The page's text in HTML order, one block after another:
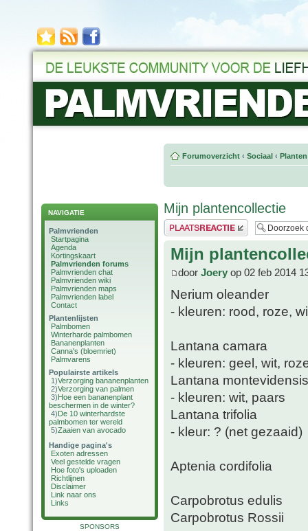
NAVIGATIE
Palmvrienden
Startpagina
Agenda
Kortingskaart
Palmvrienden forums
Palmvrienden chat
Palmvrienden wiki
Palmvrienden maps
Palmvrienden label
Contact
Plantenlijsten
Palmbomen
Winterharde palmbomen
Bananenplanten
Canna's (bloemriet)
Palmvarens
Populairste artikels
1)Verzorging bananenplanten
2)Verzorging van palmen
3)Hoe een bananenplant
beschermen in de winter?
4)De 10 winterhardste
palmbomen ter wereld
5)Zaaien van avocado
Handige pagina's
Exoten adressen
Veel gestelde vragen
Hoe foto's uploaden
Richtlijnen
Disclaimer
Link naar ons
Links
SPONSORS
Forumoverzicht ‹ Sociaal ‹
Mijn plantencollectie
Plaats een reactie
Mijn
door Joery op 02 feb 2014
Nerium oleander
- kleuren: rood, roze,
Lantana camara
- kleuren: geel, wit,
Lantana montevidensis
- kleuren: wit, paars
Lantana trifolia
- kleur: ? (net gezaaid)
Aptenia cordifolia
Carpobrotus edulis
Carpobrotus Rossii